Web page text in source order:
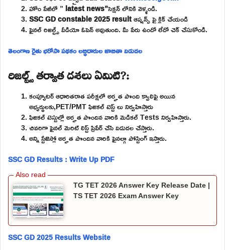
హోం పేజీలో ” latest news”సెక్షన్ లోనికి వెళ్ళండి.
SSC GD constable 2025 resultఆప్షన్స్ పై క్లిక్ చేయండి
ఫైనల్ రిజల్ట్స్ వీడియో ఓపెన్ అవుతుంది. మీ పేరు ఉందో లేదో చెక్ చేసుకోండి.
తెలంగాణ రైతు భరోసా పథకం లబ్ధిదారుల జాబితా విడుదల
రిజల్ట్స్ తర్వాత దశలు ఏమిటి?:
కంప్యూటర్ ఆధారితరాత పరీక్షలో అర్హత పొంది క్వాలిఫై అయిన
అభ్యర్థులకు,PET/PMT ఫిజికల్ టెస్ట్ లు నిర్వహిస్తారు
ఫిజికల్ టెస్టుల్లో అర్హత పొందిన వారికి మెడికల్ Tests నిర్వహిస్తారు.
చివరిగా ఫైనల్ మెరిట్ లిస్ట్ ప్రిపేర్ చేసి విడుదల చేస్తారు.
అన్ని స్టేజెస్లో అర్హత పొందిన వారికి ఫైనల్గా పోస్టింగ్ ఇస్తారు.
SSC GD Results : Write Up PDF
TG TET 2026 Answer Key Release Date |
TS TET 2026 Exam Answer Key
SSC GD 2025 Results Website